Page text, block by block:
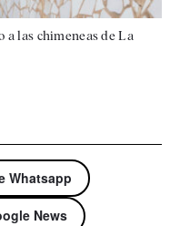
a las chimeneas de La
Whatsapp
News